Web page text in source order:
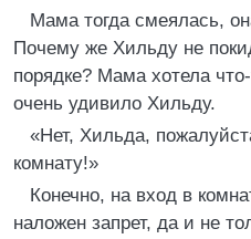
Мама тогда смеялась,
Почему же Хильду не
порядке? Мама хотела
очень удивило Хильду.
«Нет, Хильда,
комнату!»
Конечно, на вход в
наложен запрет, да и не